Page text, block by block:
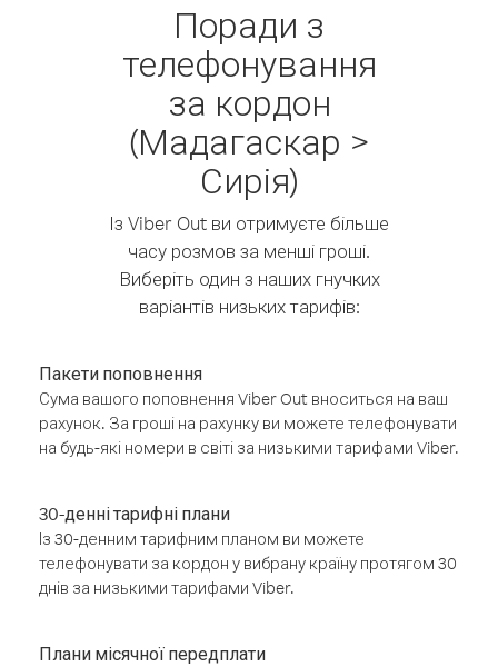
Поради з
телефонування
за кордон
(Мадагаскар >
Сирія)
Із Viber Out ви отримуєте більше
часу розмов за менші гроші.
Виберіть один з наших гнучких
варіантів низьких тарифів:
Пакети поповнення
Сума вашого поповнення Viber Out вноситься на ваш
рахунок. За гроші на рахунку ви можете телефонувати
на будь-які номери в світі за низькими тарифами Viber.
30-денні тарифні плани
Із 30-денним тарифним планом ви можете
телефонувати за кордон у вибрану країну протягом 30
днів за низькими тарифами Viber.
Плани місячної передплати